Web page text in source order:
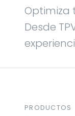
Optimiza
Desde
PRODUCTOS